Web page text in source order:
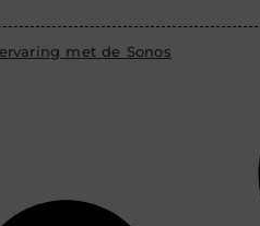
met de Sonos